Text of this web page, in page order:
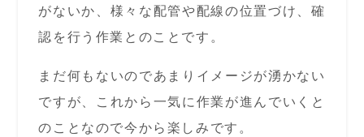
がないか、様々な配管や配線の位置づけ、確
認を行う作業とのことです。
まだ何もないのであまりイメージが湧かない
ですが、これから一気に作業が進んでいくと
のことなので今から楽しみです。